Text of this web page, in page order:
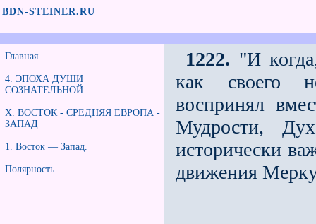
BDN-STEINER.RU
Главная
4. ЭПОХА ДУШИ
СОЗНАТЕЛЬНОЙ
X. ВОСТОК - СРЕДНЯЯ ЕВРОПА -
ЗАПАД
1. Восток — Запад.
Полярность
1222. "И
как своего
воспринял
Мудрости,
исторически
движения